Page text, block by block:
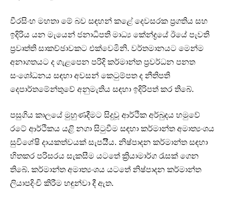
වීරසිංහ මහතා මේ බව සඳහන් කළේ දෙවසරක ප්‍රගතිය සහ
ඉදිරිය යන මැයෙන් ජනාධිපති මාධ්‍ය කේන්ද්‍රයේ ඊයේ පැවති
ප්‍රවෘත්ති සාකච්ඡාවකට එක්වෙමිනි. වර්තමානයට මෙන්ම
අනාගතයට ද ගැළපෙන පරිදි කර්මාන්ත ප්‍රවර්ධන පනත
සංශෝධනය සඳහා අවසන් කෙටුම්පත ද නීතිපති
දෙපාර්තමේන්තුවේ අනුමැතිය සඳහා ඉදිරිපත් කර තිබේ.
පසුගිය කාලයේ මුහුණදීමට සිදුවූ ආර්ථික අර්බුදය හමුවේ
රටේ ආර්ථිකය යළි නගා සිටුවීම සඳහා කර්මාන්ත අමාත්‍යංශය
සුවිශේෂි දායකත්වයක් සැපයීිය. නිෂ්පාදන කර්මාන්ත සඳහා
හිතකර පරිසරය සැකසීම යටතේ ක්‍රියාමාර්ග රැසක් ගෙන
තිබේ. කර්මාන්ත අමාත්‍යංශය යටතේ නිෂ්පාදන කර්මාන්ත
ලියාපදිංචි කිරීම හඳුන්වා දී ඇත.